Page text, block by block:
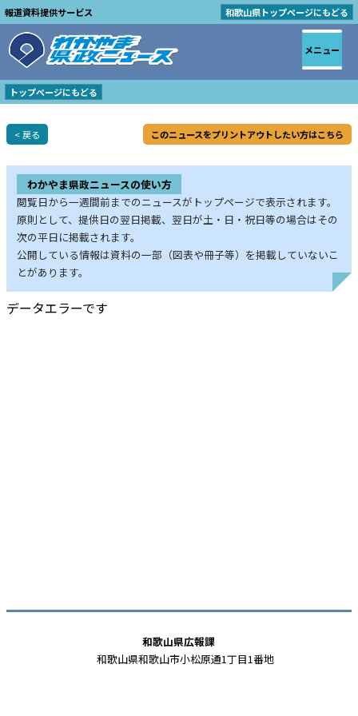
報道資料提供サービス 和歌山県トップページにもどる
トップページにもどる
< 戻る このニュースをプリントアウトしたい方はこちら
わかやま県政ニュースの使い方
閲覧日から一週間前までのニュースがトップページで表示されます。
原則として、提供日の翌日掲載、翌日が土・日・祝日等の場合はその
次の平日に掲載されます。
公開している情報は資料の一部（図表や冊子等）を掲載していないこ
とがあります。
データエラーです
メニュー
和歌山県広報課
和歌山県和歌山市小松原通1丁目1番地